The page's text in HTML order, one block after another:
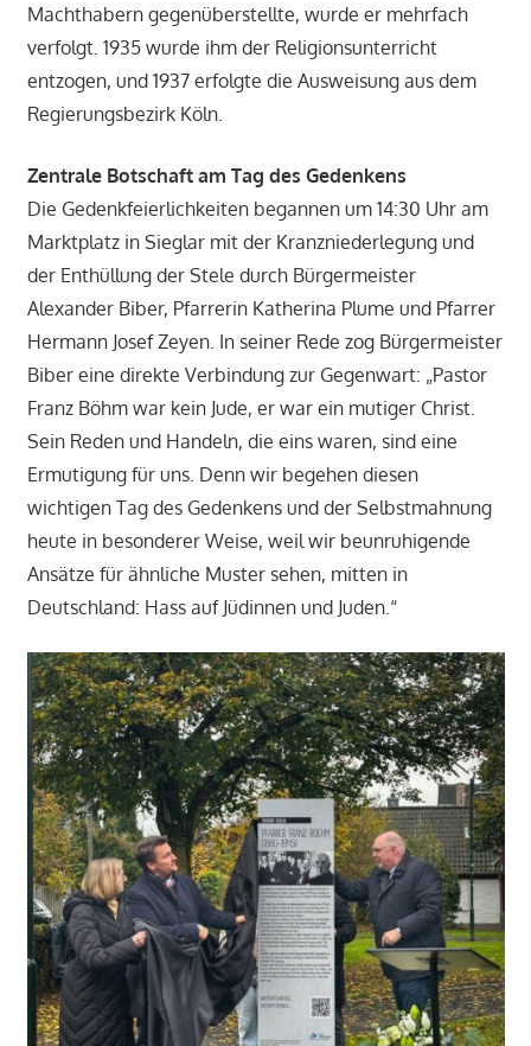
Machthabern gegenüberstellte, wurde er mehrfach
verfolgt. 1935 wurde ihm der Religionsunterricht
entzogen, und 1937 erfolgte die Ausweisung aus dem
Regierungsbezirk Köln.
Zentrale Botschaft am Tag des Gedenkens
Die Gedenkfeierlichkeiten begannen um 14:30 Uhr am
Marktplatz in Sieglar mit der Kranzniederlegung und
der Enthüllung der Stele durch Bürgermeister
Alexander Biber, Pfarrerin Katherina Plume und Pfarrer
Hermann Josef Zeyen. In seiner Rede zog Bürgermeister
Biber eine direkte Verbindung zur Gegenwart: „Pastor
Franz Böhm war kein Jude, er war ein mutiger Christ.
Sein Reden und Handeln, die eins waren, sind eine
Ermutigung für uns. Denn wir begehen diesen
wichtigen Tag des Gedenkens und der Selbstmahnung
heute in besonderer Weise, weil wir beunruhigende
Ansätze für ähnliche Muster sehen, mitten in
Deutschland: Hass auf Jüdinnen und Juden.“